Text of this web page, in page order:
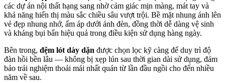
các dự án nội thất hạng sang nhờ cảm giác mịn màng, mát tay và
khả năng hiển thị màu sắc chiều sâu vượt trội. Bề mặt nhung ánh lên
vẻ đẹp nhung nhớ, ấm áp dưới ánh đèn, đồng thời dễ dàng vệ sinh
và kháng bụi bẩn hiệu quả trong điều kiện sử dụng hàng ngày.
Bên trong, đệm lót dày dặn được chọn lọc kỹ càng để duy trì độ
đàn hồi bền lâu — không bị xẹp lún sau thời gian dài sử dụng, đảm
bảo trải nghiệm thoải mái nhất quán từ lần đầu ngồi cho đến nhiều
năm về sau.